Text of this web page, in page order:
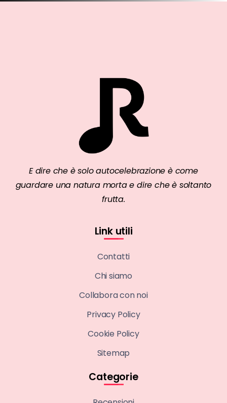
E dire che è solo autocelebrazione è come
guardare una natura morta e dire che è soltanto
frutta.
Link utili
Contatti
Chi siamo
Collabora con noi
Privacy Policy
Cookie Policy
Sitemap
Categorie